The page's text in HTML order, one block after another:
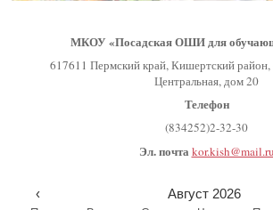
МКОУ «Посадская ОШИ для
617611 Пермский край, Кишертский район,
Центральная, дом 20
Телефон
(834252)2-32-30
Эл. почта kor.kish@mail.ru
‹ Август 2026